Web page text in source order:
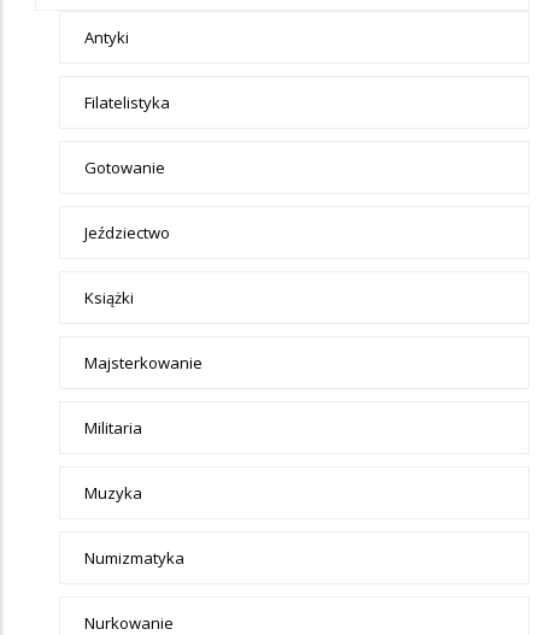
Antyki
Filatelistyka
Gotowanie
Jeździectwo
Książki
Majsterkowanie
Militaria
Muzyka
Numizmatyka
Nurkowanie